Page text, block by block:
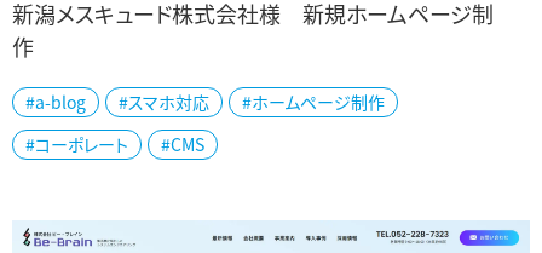
新潟を拠点に、北陸・関東・沖縄へと事業を展開されている新潟メス
キュード様の公式ホームページを制作いたしました。 同社は、有害物
質や感染性廃棄物など、多岐にわた...
新潟メスキュード株式会社様 新規ホームページ制
作
#a-blog #スマホ対応
#ホームページ制作
#コーポレート
#CMS